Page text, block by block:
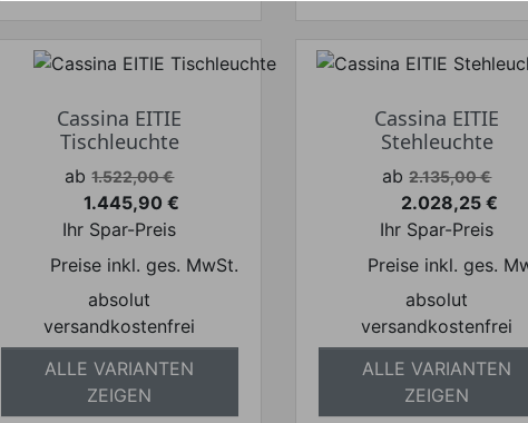
Cassina EITIE
Tischleuchte
Verkaufspreis
ab 1.522,00 €
Preis
1.445,90 €
Ihr Spar-Preis
Preise inkl. ges. MwSt.
absolut
versandkostenfrei
ALLE VARIANTEN
ZEIGEN
Cassina EITIE
Stehleuchte
Verkaufspreis
ab 2.135,00 €
Preis
2.028,25 €
Ihr Spar-Preis
Preise inkl. ges.
absolut
versandkostenfrei
ALLE VARIANTEN
ZEIGEN